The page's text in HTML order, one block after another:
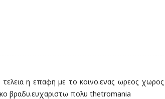
η επαφη με το κοινο.ενας ωρεος χωρος
βραδυ.ευχαριστω πολυ thetromania